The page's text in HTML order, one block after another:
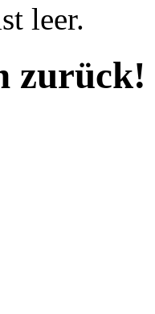
leer.
zurück!